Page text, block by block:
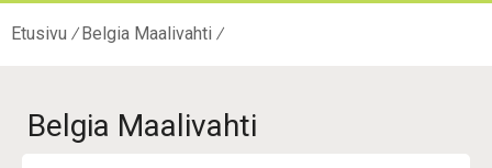
Etusivu Belgia Maalivahti
Belgia Maalivahti